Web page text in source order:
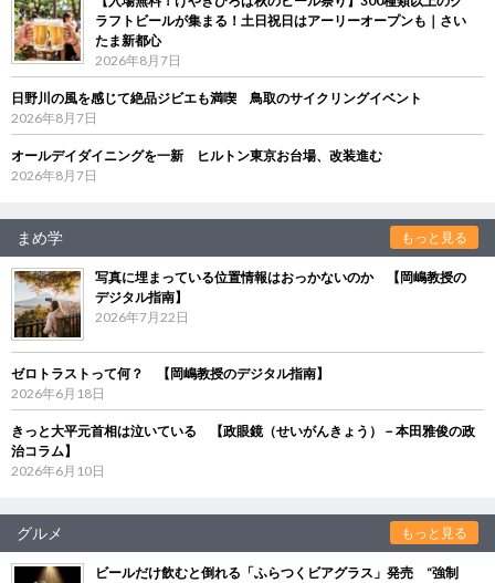
ラフトビールが集まる！土日祝日はアーリーオープンも｜さい
たま新都心
2026年8月7日
日野川の風を感じて絶品ジビエも満喫 鳥取のサイクリングイベント
2026年8月7日
オールデイダイニングを一新 ヒルトン東京お台場、改装進む
2026年8月7日
まめ学 もっと見る
写真に埋まっている位置情報はおっかないのか 【岡嶋教授の
デジタル指南】
2026年7月22日
ゼロトラストって何？ 【岡嶋教授のデジタル指南】
2026年6月18日
きっと大平元首相は泣いている 【政眼鏡（せいがんきょう）－本田雅俊の政
治コラム】
2026年6月10日
グルメ もっと見る
ビールだけ飲むと倒れる「ふらつくビアグラス」発売 “強制